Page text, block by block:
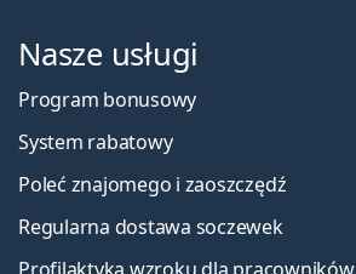
Nasze usługi
Program bonusowy
System rabatowy
Poleć znajomego i zaoszczędź
Regularna dostawa soczewek